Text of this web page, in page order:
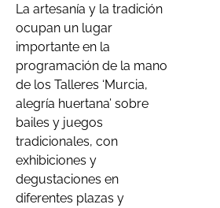
La artesanía y la tradición
ocupan un lugar
importante en la
programación de la mano
de los Talleres ‘Murcia,
alegría huertana’ sobre
bailes y juegos
tradicionales, con
exhibiciones y
degustaciones en
diferentes plazas y